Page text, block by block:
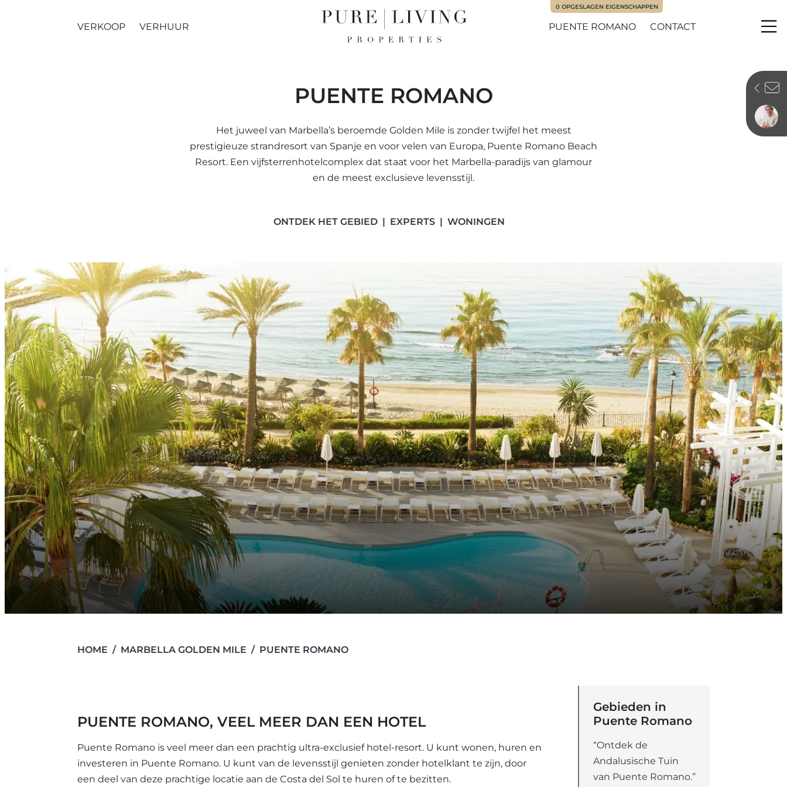
VERKOOP VERHUUR PUENTE ROMANO CONTACT
0 OPGESLAGEN EIGENSCHAPPEN
PUENTE ROMANO
Het juweel van Marbella’s beroemde Golden Mile is zonder twijfel het meest
prestigieuze strandresort van Spanje en voor velen van Europa, Puente Romano Beach
Resort. Een vijfsterrenhotelcomplex dat staat voor het Marbella-paradijs van glamour
en de meest exclusieve levensstijl.
ONTDEK HET GEBIED EXPERTS WONINGEN
HOME MARBELLA GOLDEN MILE PUENTE ROMANO
PUENTE ROMANO, VEEL MEER DAN EEN HOTEL
Puente Romano is veel meer dan een prachtig ultra-exclusief hotel-resort. U kunt wonen, huren en
investeren in Puente Romano. U kunt van de levensstijl genieten zonder hotelklant te zijn, door
een deel van deze prachtige locatie aan de Costa del Sol te huren of te bezitten.
Gebieden in
Puente Romano
“Ontdek de
Andalusische Tuin
van Puente Romano.”